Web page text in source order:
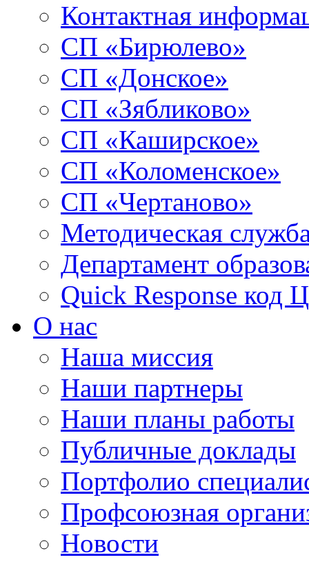
Контактная
СП «Бирюлево»
СП «Донское»
СП «Зябликово»
СП «Каширское»
СП «Коломенское»
СП «Чертаново»
Методическая
Департамент
Quick Response код
О нас
Наша миссия
Наши партнеры
Наши планы работы
Публичные доклады
Портфолио
Профсоюзная
Новости